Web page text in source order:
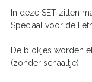
In deze SET zitten
Speciaal voor de
De blokjes worden
(zonder schaaltje).